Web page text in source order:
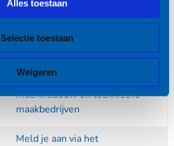
Alles toestaan
Selectie toestaan
Weigeren
Voor toegang tot het NLR is een
geldig legitimatiebewijs
verplicht!
Ondernemers en engineers in de
machinebouw en technische
maakbedrijven
Meld je aan via het